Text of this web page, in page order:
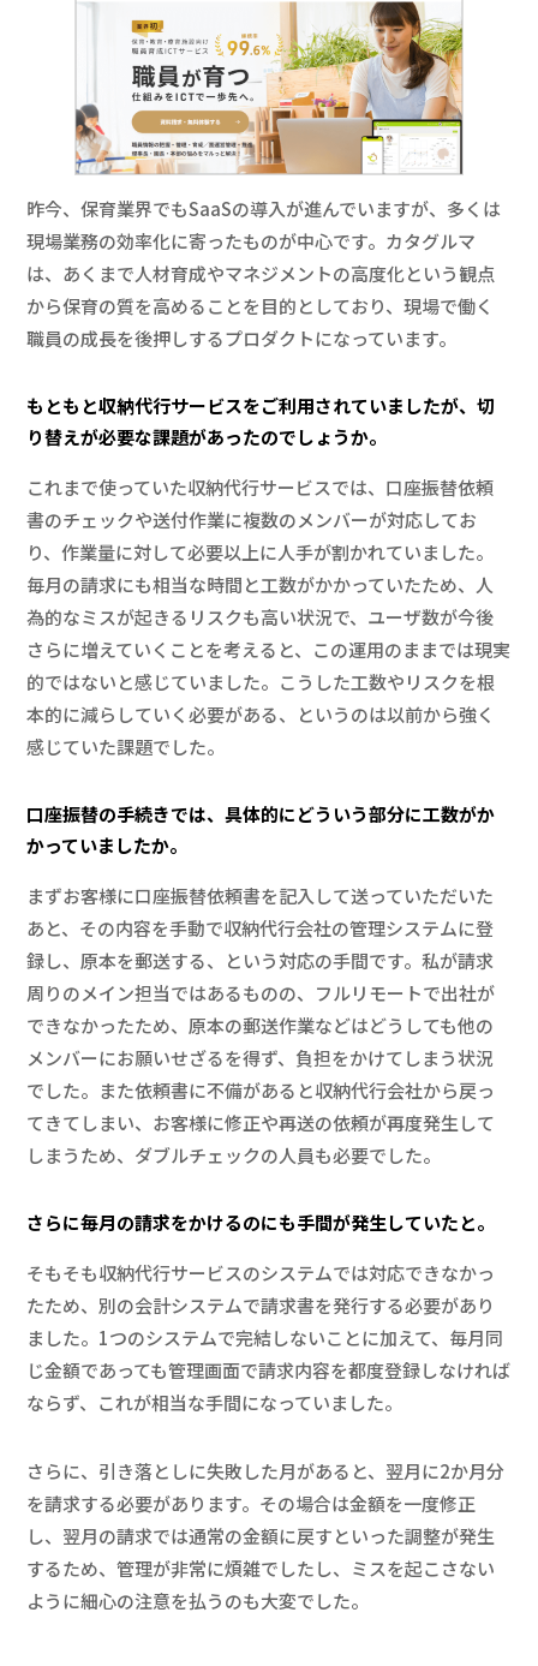
昨今、保育業界でもSaaSの導入が進んでいますが、多くは
現場業務の効率化に寄ったものが中心です。カタグルマ
は、あくまで人材育成やマネジメントの高度化という観点
から保育の質を高めることを目的としており、現場で働く
職員の成長を後押しするプロダクトになっています。
もともと収納代行サービスをご利用されていましたが、切
り替えが必要な課題があったのでしょうか。
これまで使っていた収納代行サービスでは、口座振替依頼
書のチェックや送付作業に複数のメンバーが対応してお
り、作業量に対して必要以上に人手が割かれていました。
毎月の請求にも相当な時間と工数がかかっていたため、人
為的なミスが起きるリスクも高い状況で、ユーザ数が今後
さらに増えていくことを考えると、この運用のままでは現実
的ではないと感じていました。こうした工数やリスクを根
本的に減らしていく必要がある、というのは以前から強く
感じていた課題でした。
口座振替の手続きでは、具体的にどういう部分に工数がか
かっていましたか。
まずお客様に口座振替依頼書を記入して送っていただいた
あと、その内容を手動で収納代行会社の管理システムに登
録し、原本を郵送する、という対応の手間です。私が請求
周りのメイン担当ではあるものの、フルリモートで出社が
できなかったため、原本の郵送作業などはどうしても他の
メンバーにお願いせざるを得ず、負担をかけてしまう状況
でした。また依頼書に不備があると収納代行会社から戻っ
てきてしまい、お客様に修正や再送の依頼が再度発生して
しまうため、ダブルチェックの人員も必要でした。
さらに毎月の請求をかけるのにも手間が発生していたと。
そもそも収納代行サービスのシステムでは対応できなかっ
たため、別の会計システムで請求書を発行する必要があり
ました。1つのシステムで完結しないことに加えて、毎月同
じ金額であっても管理画面で請求内容を都度登録しなければ
ならず、これが相当な手間になっていました。
さらに、引き落としに失敗した月があると、翌月に2か月分
を請求する必要があります。その場合は金額を一度修正
し、翌月の請求では通常の金額に戻すといった調整が発生
するため、管理が非常に煩雑でしたし、ミスを起こさない
ように細心の注意を払うのも大変でした。